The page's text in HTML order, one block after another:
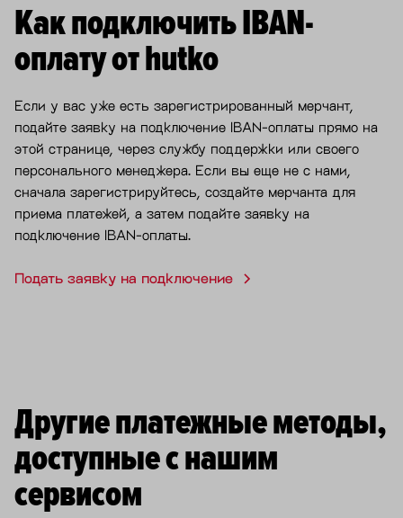
Как подключить IBAN-
оплату от hutko
Если у вас уже есть зарегистрированный мерчант,
подайте заявку на подключение IBAN-оплаты прямо на
этой странице, через службу поддержки или своего
персонального менеджера. Если вы еще не с нами,
сначала зарегистрируйтесь, создайте мерчанта для
приема платежей, а затем подайте заявку на
подключение IBAN-оплаты.
Подать заявку на подключение
Другие платежные методы,
доступные с нашим
сервисом